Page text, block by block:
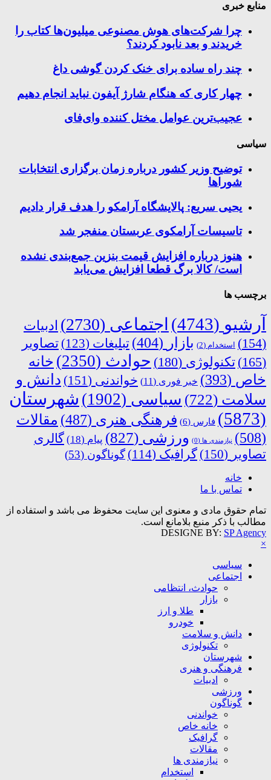
منابع خبری
چرا شرکت‌های هوش مصنوعی میلیون‌ها کتاب را
خریدند و بعد نابود کردند؟
چند راه‌ ساده برای خنک کردن گوشی داغ
چهار کاری که هنگام شارژ آیفون نباید انجام دهیم
عجیب‌ترین عوامل مختل کننده وای‌فای
سیاسی
توضیح وزیر کشور درباره زمان برگزاری انتخابات
شوراها
یحیی سریع: پالایشگاه آرامکو را هدف قرار دادیم
تاسیسات آرامکوی عربستان منفجر شد
هنوز درباره افزایش قیمت بنزین جمع‌بندی نشده
است/ کالا برگ قطعا افزایش می‌یابد
برچسب ها
آرشیو (4743) اجتماعی (2730)
ادبیات
(154)
استخدام (2) بازار (404) تبلیغات (123)
تصاویر
(165)
تکنولوژی (180) حوادث (2350)
خانه
خاص (393) خبر فوری (11) خواندنی (151)
دانش و
سلامت (722) سیاسی (1902)
شهرستان
(5873)
فارس (6) فرهنگی هنری (487)
مقالات
(508)
نیازمندی ها (0) ورزشی (827) پیام (18)
گالری
تصاویر (150) گرافیک (114) گوناگون (53)
خانه
تماس با ما
تمام حقوق مادی و معنوی این سایت محفوظ می باشد و استفاده از
مطالب با ذکر منبع بلامانع است.
DESIGNE BY: SP Agency
×
سیاسی
اجتماعی
حوادث، انتظامی
بازار
طلا و ارز
خودرو
دانش و سلامت
تکنولوژی
شهرستان
فرهنگی و هنری
ادبیات
ورزشی
گوناگون
خواندنی
خانه خاص
گرافیک
مقالات
نیازمندی ها
استخدام